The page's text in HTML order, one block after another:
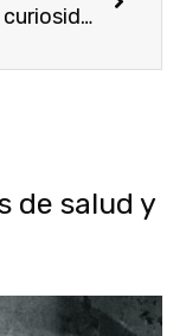
Algunas curiosidades sobre los perfumes
de salud y